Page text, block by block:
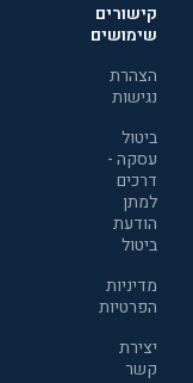
קישורים
שימושים
הצהרת
נגישות
ביטול
עסקה -
דרכים
למתן
הודעת
ביטול
מדיניות
הפרטיות
יצירת
קשר